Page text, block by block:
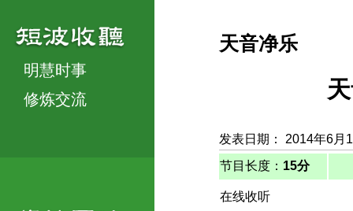
明慧时事
修炼交流
天音净乐
发表日期： 2014年6月
节目长度： 15分
在线收听